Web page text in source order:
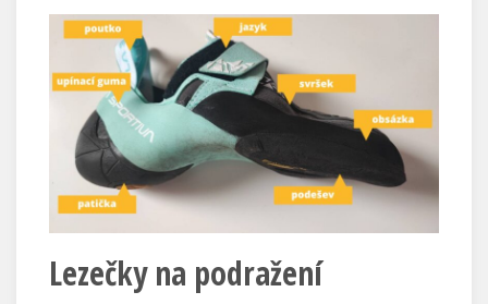
Lezečky na podražení